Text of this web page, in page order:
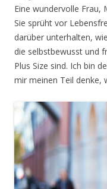
Eine wundervolle Frau,
Sie sprüht vor
darüber unterhalten,
die selbstbewusst und
Plus Size sind. Ich bin
mir meinen Teil denke,